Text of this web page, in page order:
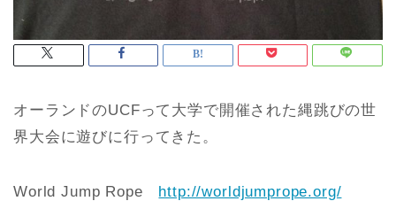
オーランドのUCFって大学で開催された縄跳びの世
界大会に遊びに行ってきた。
World Jump Rope http://worldjumprope.org/